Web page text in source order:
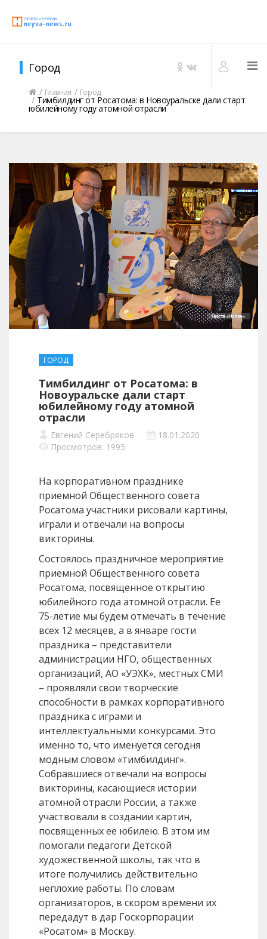
Город
Главная Город
Тимбилдинг от Росатома: в Новоуральске дали старт
юбилейному году атомной отрасли
ГОРОД
Тимбилдинг от Росатома: в
Новоуральске дали старт
юбилейному году атомной
отрасли
Евгений Серебряков
18.01.2020
Просмотров: 1995
На корпоративном празднике
приемной Общественного совета
Росатома участники рисовали картины,
играли и отвечали на вопросы
викторины.
Состоялось праздничное мероприятие
приемной Общественного совета
Росатома, посвященное открытию
юбилейного года атомной отрасли. Ее
75-летие мы будем отмечать в течение
всех 12 месяцев, а в январе гости
праздника – представители
администрации НГО, общественных
организаций, АО «УЭХК», местных СМИ
– проявляли свои творческие
способности в рамках корпоративного
праздника с играми и
интеллектуальными конкурсами. Это
именно то, что именуется сегодня
модным словом «тимбилдинг».
Собравшиеся отвечали на вопросы
викторины, касающиеся истории
атомной отрасли России, а также
участвовали в создании картин,
посвященных ее юбилею. В этом им
помогали педагоги Детской
художественной школы, так что в
итоге получились действительно
неплохие работы. По словам
организаторов, в скором времени их
передадут в дар Госкорпорации
«Росатом» в Москву.